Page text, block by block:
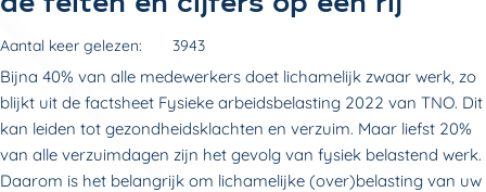
Aantal keer gelezen: 3943
Bijna 40% van alle medewerkers doet lichamelijk zwaar werk, zo
blijkt uit de factsheet Fysieke arbeidsbelasting 2022 van TNO. Dit
kan leiden tot gezondheidsklachten en verzuim. Maar liefst 20%
van alle verzuimdagen zijn het gevolg van fysiek belastend werk.
Daarom is het belangrijk om lichamelijke (over)belasting van uw